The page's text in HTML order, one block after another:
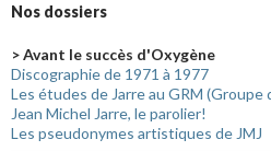
Nos dossiers
> Avant le succès d'Oxygène
Discographie de 1971 à 1977
Les études de Jarre au GRM (Groupe
Jean Michel Jarre, le parolier!
Les pseudonymes artistiques de JMJ